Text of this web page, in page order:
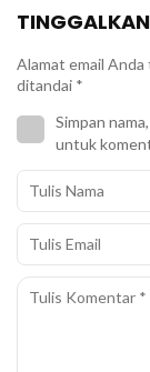
Alamat email Anda
ditandai *
Simpan
untuk